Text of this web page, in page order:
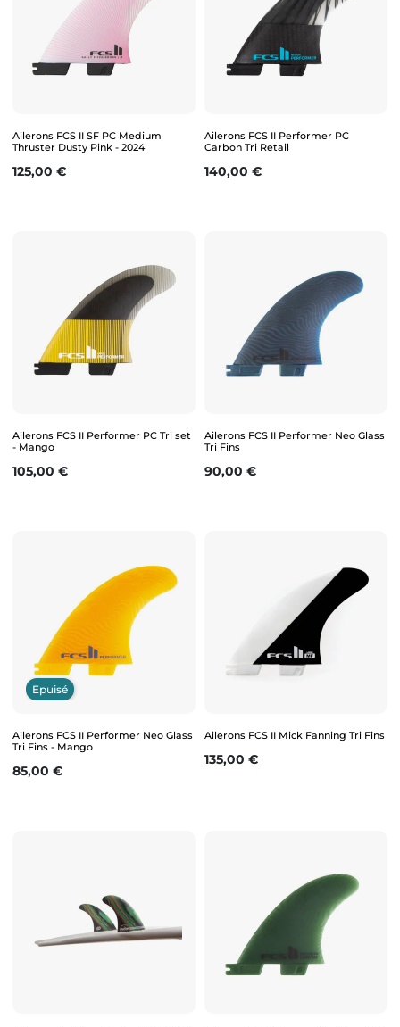
Ailerons FCS II SF PC Medium
Thruster Dusty Pink - 2024
Prix
125,00 €
Ailerons FCS II Performer PC
Carbon Tri Retail
Prix
140,00 €
Ailerons FCS II Performer PC Tri set
- Mango
Prix
105,00 €
Ailerons FCS II Performer Neo Glass
Tri Fins
Prix
90,00 €
Epuisé
Ailerons FCS II Performer Neo Glass
Tri Fins - Mango
Prix
85,00 €
Ailerons FCS II Mick Fanning Tri Fins
Prix
135,00 €